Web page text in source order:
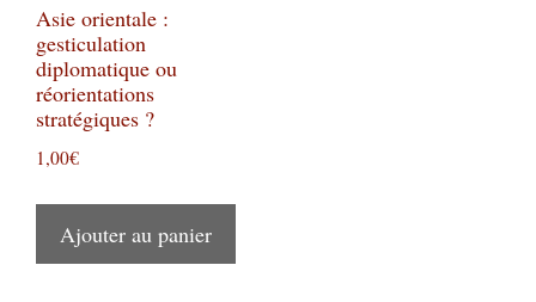
Asie orientale :
gesticulation
diplomatique ou
réorientations
stratégiques ?
1,00€
Ajouter au panier